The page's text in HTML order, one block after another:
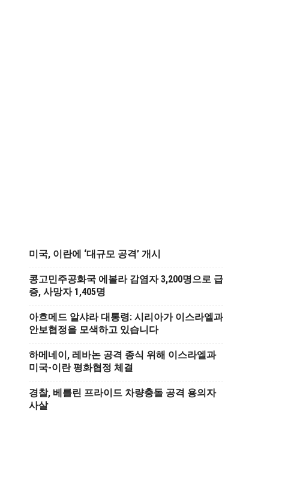
미국, 이란에 ‘대규모 공격’ 개시
콩고민주공화국 에볼라 감염자 3,200명으로 급
증, 사망자 1,405명
아흐메드 알샤라 대통령: 시리아가 이스라엘과
안보협정을 모색하고 있습니다
하메네이, 레바논 공격 종식 위해 이스라엘과
미국-이란 평화협정 체결
경찰, 베를린 프라이드 차량충돌 공격 용의자
사살